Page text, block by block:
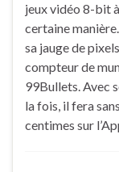
jeux vidéo 8-bit
certaine
sa jauge de
compteur de
99Bullets. Avec
la fois, il fera
centimes sur